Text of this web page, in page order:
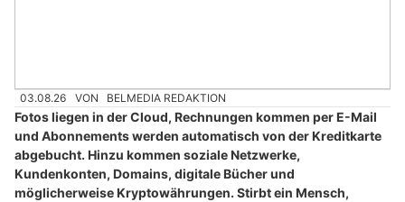
03.08.26 VON BELMEDIA REDAKTION
Fotos liegen in der Cloud, Rechnungen kommen per E-Mail
und Abonnements werden automatisch von der Kreditkarte
abgebucht. Hinzu kommen soziale Netzwerke,
Kundenkonten, Domains, digitale Bücher und
möglicherweise Kryptowährungen. Stirbt ein Mensch,